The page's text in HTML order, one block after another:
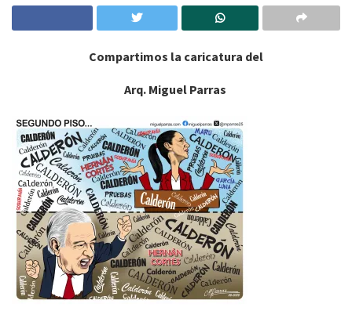
Compartimos la caricatura del
Arq. Miguel Parras